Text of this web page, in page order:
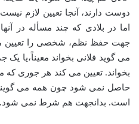
دوست دارند، آنجا تعیین لازم
اما در بلادی که چند مسأله در
جهت حفظ نظم، شخصی را تعیین
می گوید فلانی بخواند معیناً،یا
بخواند. تعیین می کند هر جوری
حاصل نمی شود چون همه می
است. بدانجهت هم شرط نمی شود.